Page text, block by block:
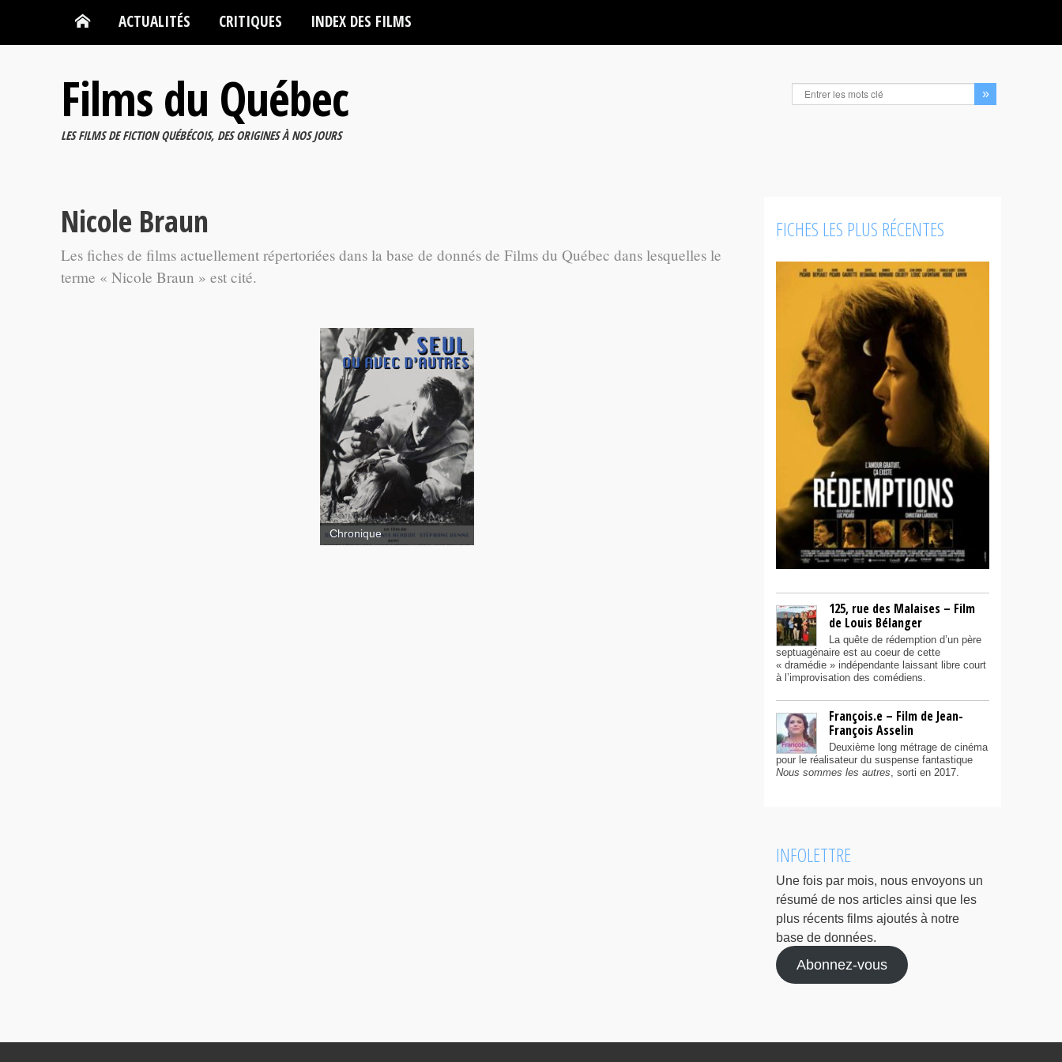
ACTUALITÉS CRITIQUES INDEX DES FILMS
Films du Québec
LES FILMS DE FICTION QUÉBÉCOIS, DES ORIGINES À NOS JOURS
Nicole Braun
Les fiches de films actuellement répertoriées dans la base de donnés de Films du Québec dans lesquelles le
terme « Nicole Braun » est cité.
Seul ou avec d'autres
Chronique
FICHES LES PLUS RÉCENTES
125, rue des Malaises – Film
de Louis Bélanger
La quête de rédemption d’un père
septuagénaire est au coeur de cette
« dramédie » indépendante laissant libre court
à l’improvisation des comédiens.
François.e – Film de Jean-
François Asselin
Deuxième long métrage de cinéma
pour le réalisateur du suspense fantastique
Nous sommes les autres, sorti en 2017.
INFOLETTRE
Une fois par mois, nous envoyons un
résumé de nos articles ainsi que les
plus récents films ajoutés à notre
base de données.
Abonnez-vous